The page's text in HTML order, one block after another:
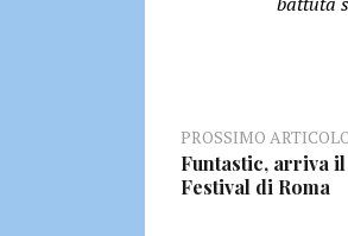
PROSSIMO
Funtastic, arriva
Festival di Roma